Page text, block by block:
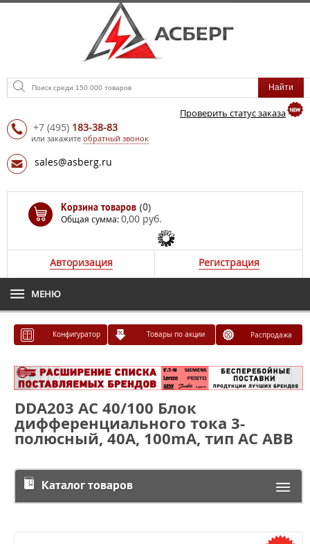
Проверить статус заказа
+7 (495) 183-38-83
или закажите обратный звонок
sales@asberg.ru
Корзина товаров (0)
Общая сумма:0,00 руб.
Авторизация Регистрация
МЕНЮ
Конфигуратор Товары по акции Распродажа
DDA203 AC 40/100 Блок
дифференциального тока 3-
полюсный, 40A, 100mA, тип АC ABB
Каталог товаров